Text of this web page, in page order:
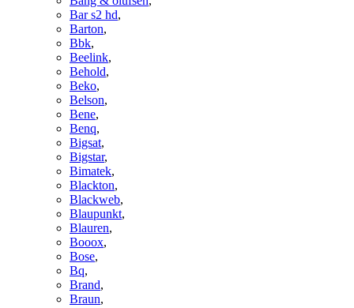
Bar s2 hd,
Barton,
Bbk,
Beelink,
Behold,
Beko,
Belson,
Bene,
Benq,
Bigsat,
Bigstar,
Bimatek,
Blackton,
Blackweb,
Blaupunkt,
Blauren,
Booox,
Bose,
Bq,
Brand,
Braun,